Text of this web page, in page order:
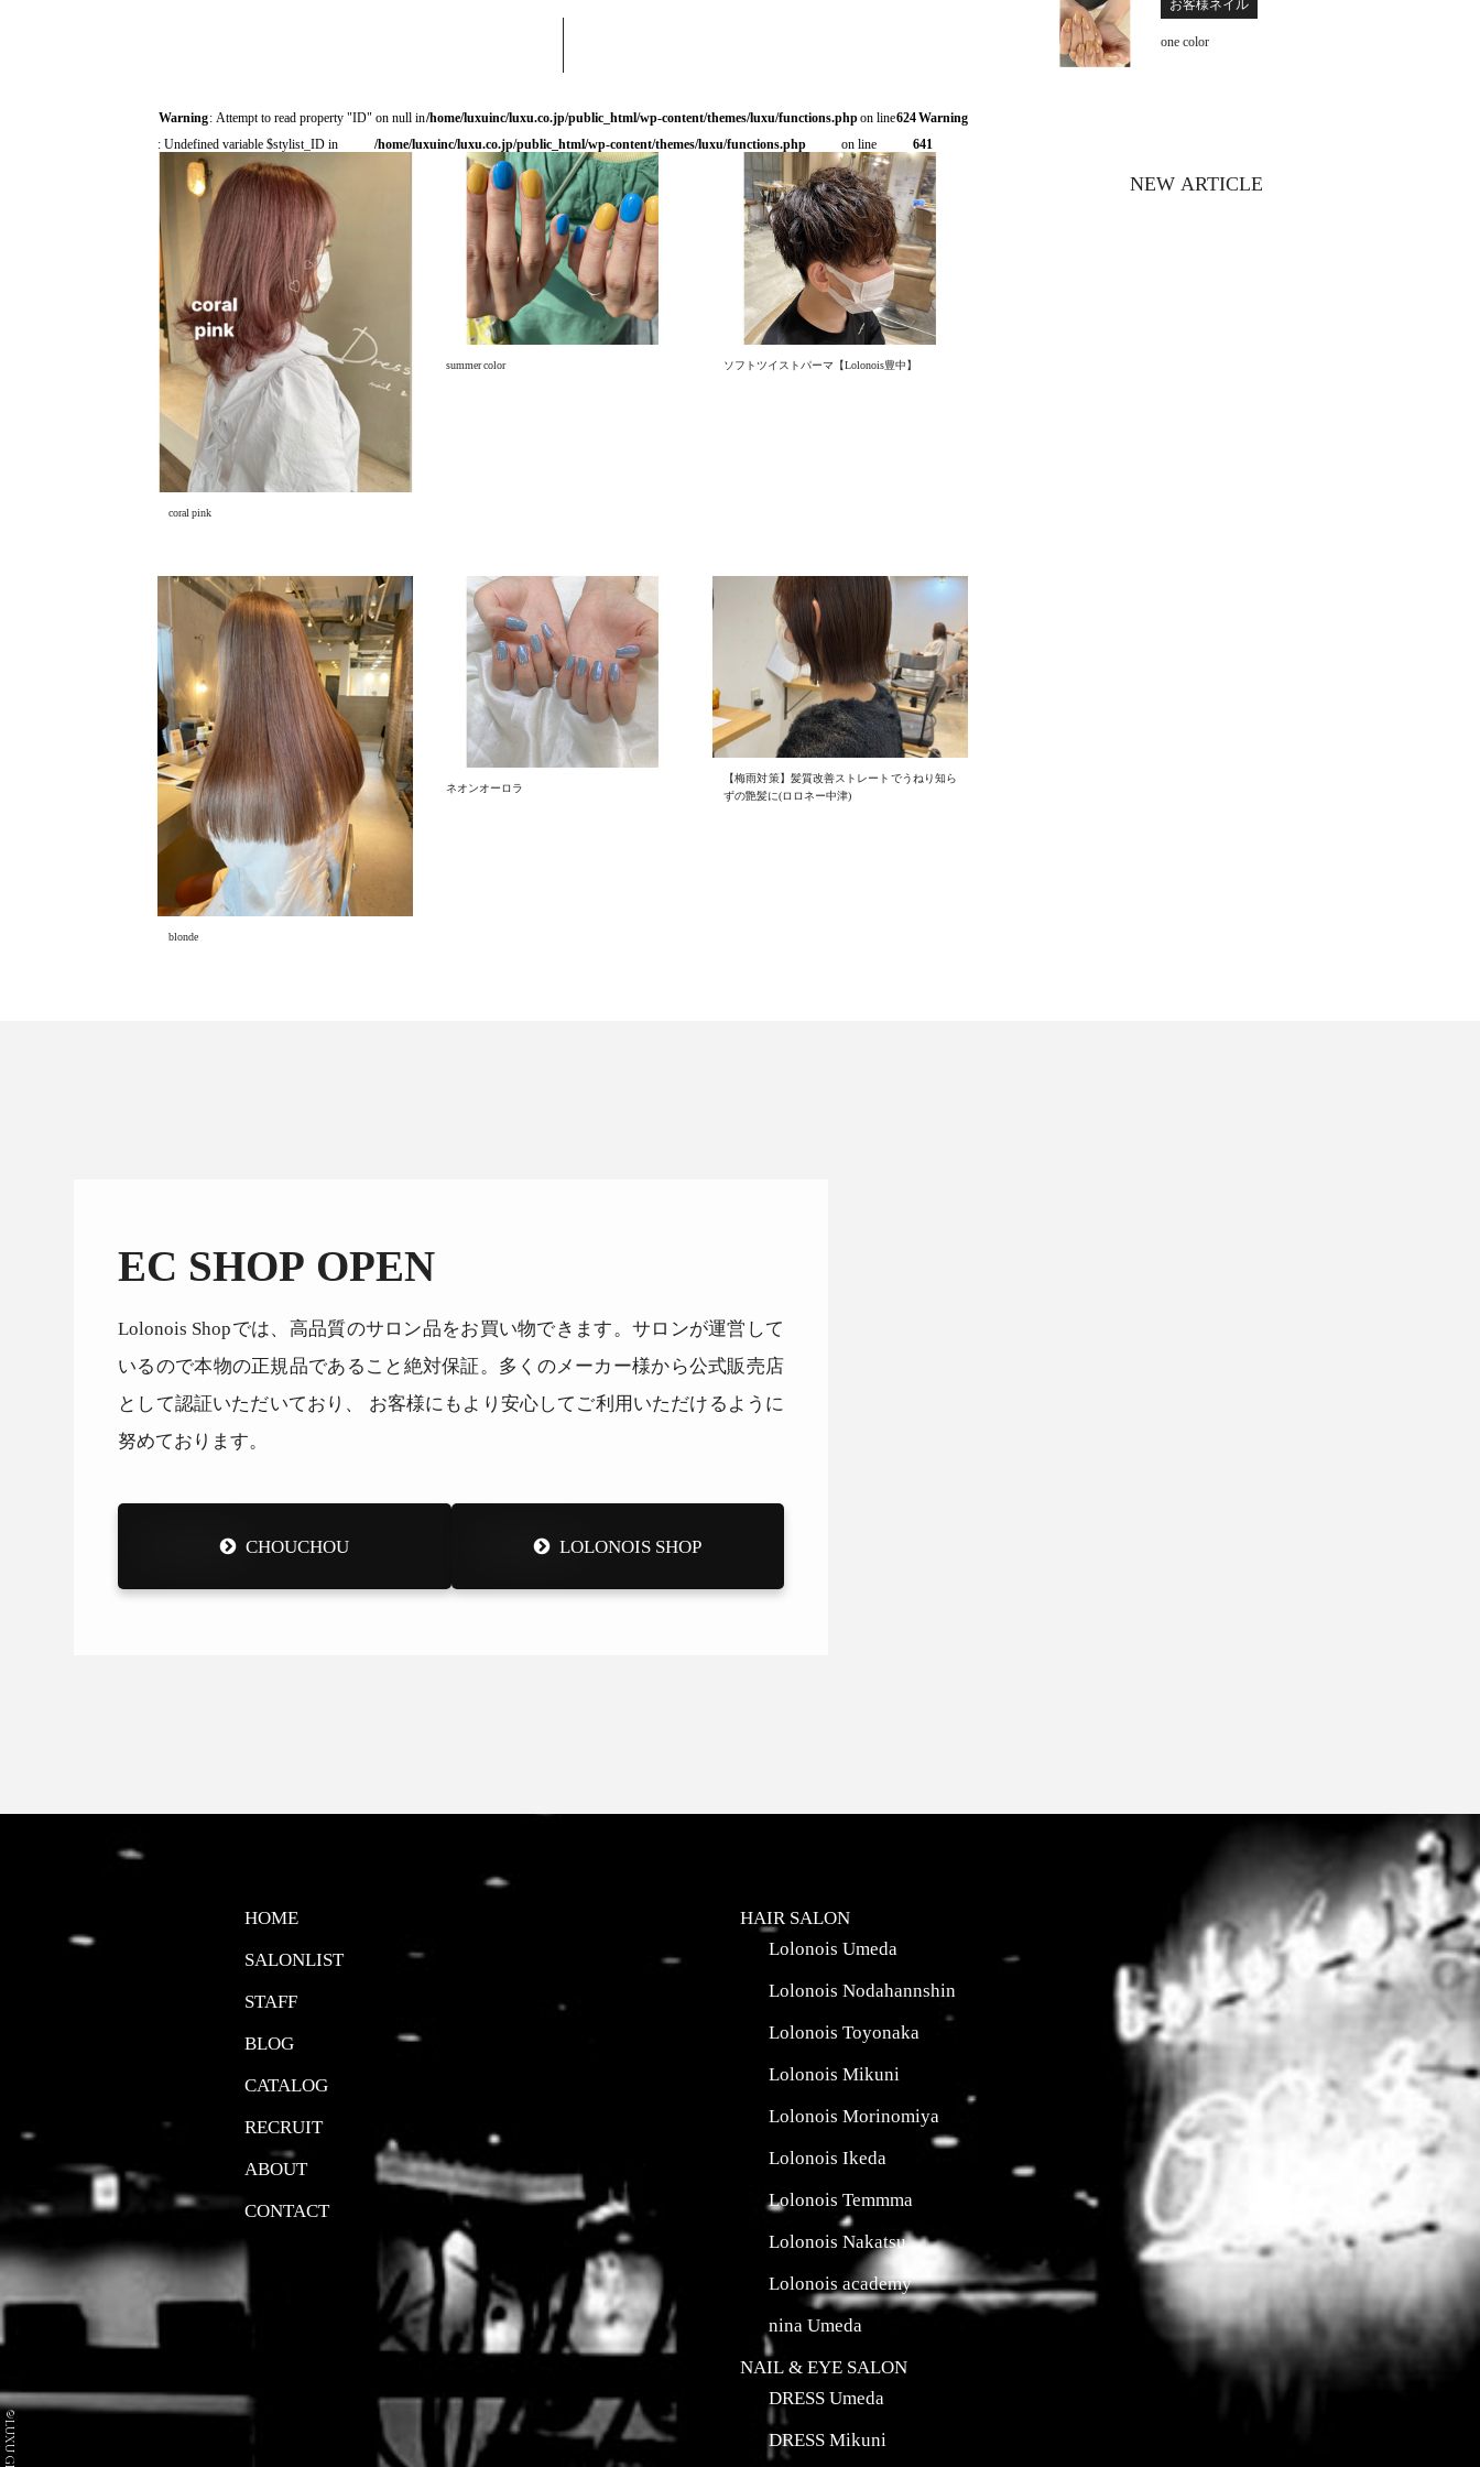
Warning: Attempt to read property "ID" on null in/home/luxuinc/luxu.co.jp/public_html/wp-content/themes/luxu/functions.phpon line624 Warning
: Undefined variable $stylist_ID in
/home/luxuinc/luxu.co.jp/public_html/wp-content/themes/luxu/functions.php on line 641
coral pink
summer color ソフトツイストパーマ【Lolonois豊中】
blonde
ネオンオーロラ
【梅雨対策】髪質改善ストレートでうねり知ら
ずの艶髪に(ロロネー中津)
お客様ネイル
one color
NEW ARTICLE
EC SHOP OPEN
Lolonois Shopでは、高品質のサロン品をお買い物できます。サロンが運営して
いるので本物の正規品であること絶対保証。多くのメーカー様から公式販売店
として認証いただいており、 お客様にもより安心してご利用いただけるように
努めております。
CHOUCHOU LOLONOIS SHOP
HOME
SALONLIST
STAFF
BLOG
CATALOG
RECRUIT
ABOUT
CONTACT
HAIR SALON
Lolonois Umeda
Lolonois Nodahannshin
Lolonois Toyonaka
Lolonois Mikuni
Lolonois Morinomiya
Lolonois Ikeda
Lolonois Temmma
Lolonois Nakatsu
Lolonois academy
nina Umeda
NAIL & EYE SALON
DRESS Umeda
DRESS Mikuni